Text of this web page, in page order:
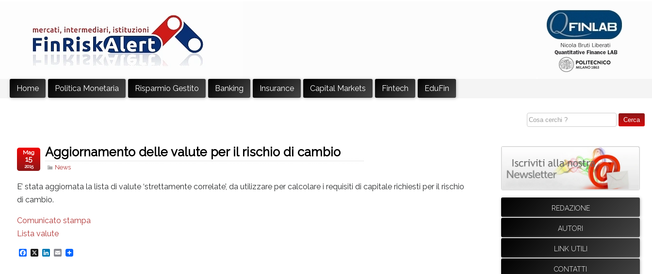
Home Politica Monetaria Risparmio Gestito Banking Insurance Capital Markets Fintech EduFin
Aggiornamento delle valute per il rischio di cambio
News
Mag
15
2015
E’ stata aggiornata la lista di valute ‘strettamente correlate’, da utilizzare per calcolare i requisiti di capitale richiesti per il rischio
di cambio.
Comunicato stampa
Lista valute
F
X
L
E
REDAZIONE
AUTORI
LINK UTILI
CONTATTI